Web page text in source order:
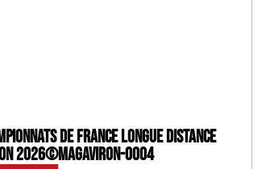
de France longue distance
2026©MagAviron-0004